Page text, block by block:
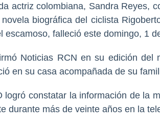
actriz colombiana, Sandra Reyes,
biográfica del ciclista
escamoso, falleció este domingo, 1
Noticias RCN en su edición del
en su casa acompañada de su
logró constatar la información de la
durante más de veinte años en la